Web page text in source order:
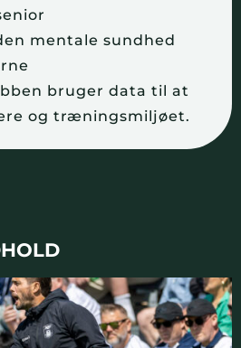
mentale sundhed
bruger data til at
og træningsmiljøet.